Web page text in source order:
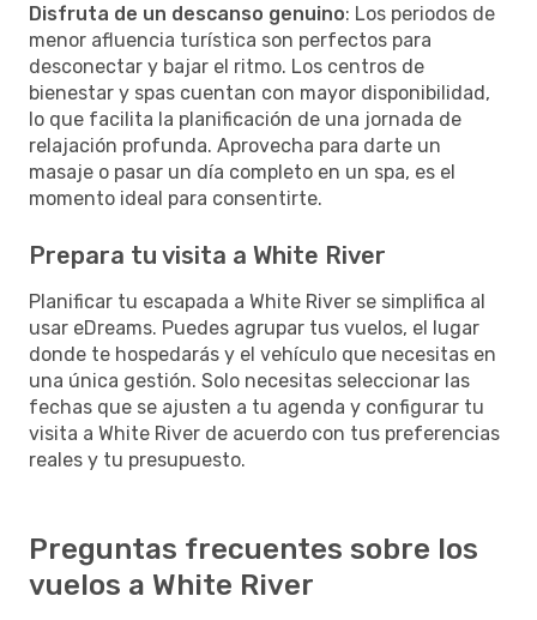
Disfruta de un descanso genuino: Los periodos de
menor afluencia turística son perfectos para
desconectar y bajar el ritmo. Los centros de
bienestar y spas cuentan con mayor disponibilidad,
lo que facilita la planificación de una jornada de
relajación profunda. Aprovecha para darte un
masaje o pasar un día completo en un spa, es el
momento ideal para consentirte.
Prepara tu visita a White River
Planificar tu escapada a White River se simplifica al
usar eDreams. Puedes agrupar tus vuelos, el lugar
donde te hospedarás y el vehículo que necesitas en
una única gestión. Solo necesitas seleccionar las
fechas que se ajusten a tu agenda y configurar tu
visita a White River de acuerdo con tus preferencias
reales y tu presupuesto.
Preguntas frecuentes sobre los
vuelos a White River